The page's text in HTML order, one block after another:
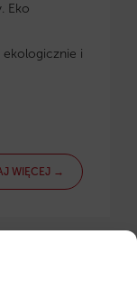
Eko
ekologicznie i
WIĘCEJ →